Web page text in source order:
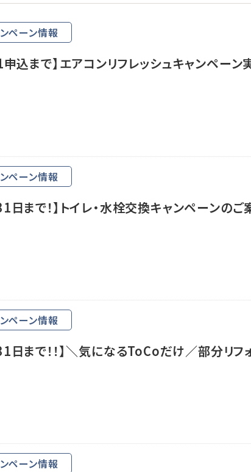
ペーン情報
申込まで】エアコンリフレッシュキャンペーン
ペーン情報
日まで！】トイレ・水栓交換キャンペーンのご
ペーン情報
日まで！！】＼気になるToCoだけ／部分リ
ペーン情報